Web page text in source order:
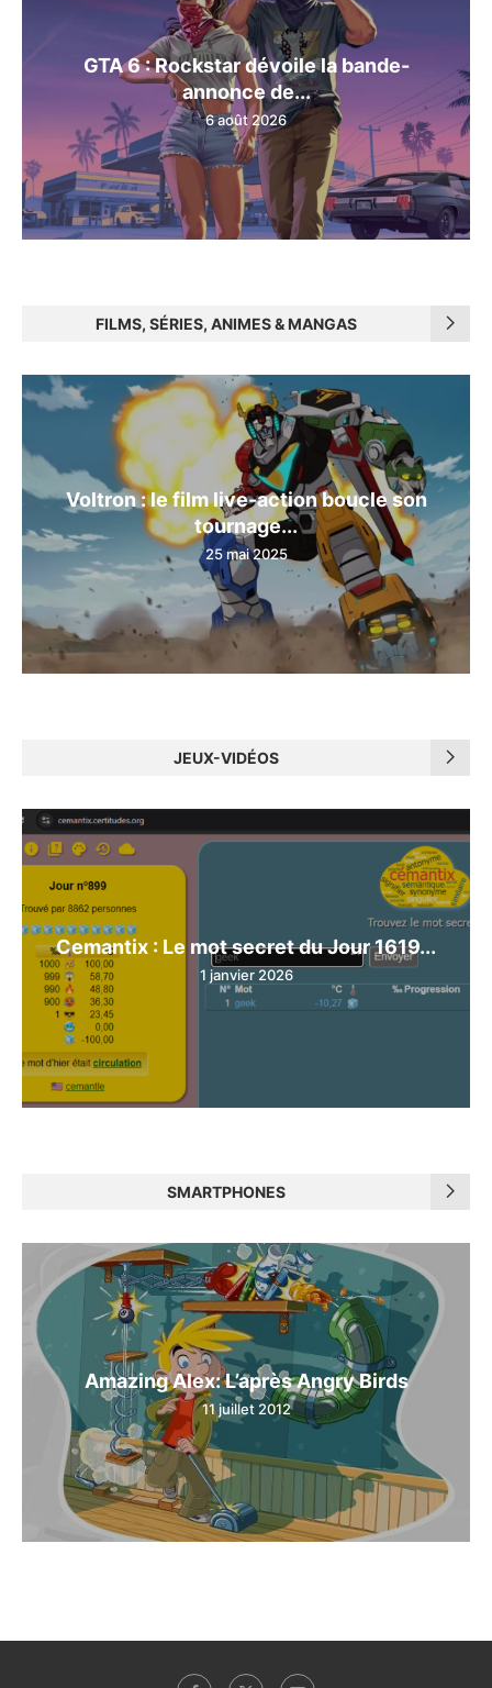
GTA 6 : Rockstar dévoile la bande-
annonce de...
6 août 2026
FILMS, SÉRIES, ANIMES & MANGAS
Voltron : le film live-action boucle son
tournage...
25 mai 2025
JEUX-VIDÉOS
Cemantix : Le mot secret du Jour 1619...
1 janvier 2026
SMARTPHONES
Amazing Alex: L’après Angry Birds
11 juillet 2012